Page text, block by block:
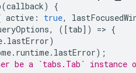
(callback)
{
active : true,
, ([tab]) => {
. lastError)
. runtime. lastError);
a `tabs.Tab` instance